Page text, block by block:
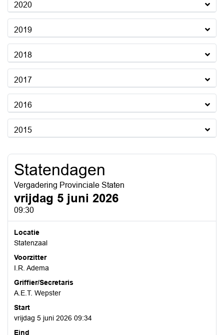
2020
2019
2018
2017
2016
2015
Statendagen
Vergadering Provinciale Staten
vrijdag 5 juni 2026
09:30
Locatie
Statenzaal
Voorzitter
I.R. Adema
Griffier/Secretaris
A.E.T. Wepster
Start
vrijdag 5 juni 2026 09:34
Eind